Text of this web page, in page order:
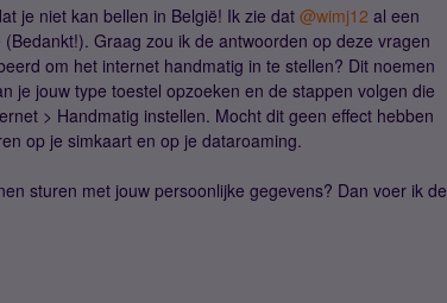
je niet kan bellen in België! Ik zie dat @wimj12 al een
Graag zou ik de antwoorden op deze vragen
om het internet handmatig in te stellen? Dit noemen
je jouw type toestel opzoeken en de stappen volgen die
> Handmatig instellen. Mocht dit geen effect hebben
op je simkaart en op je dataroaming.
sturen met jouw persoonlijke gegevens? Dan voer ik de